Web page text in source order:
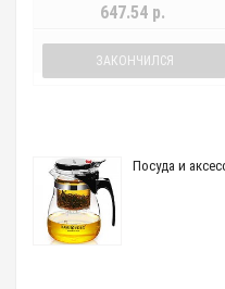
647.54 р.
ЗАКОНЧИЛСЯ
Посуда и